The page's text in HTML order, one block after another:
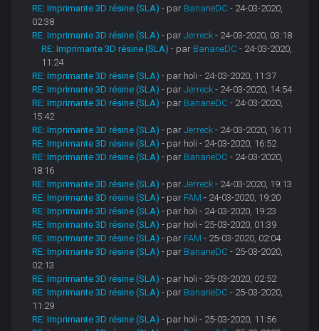
RE: Imprimante 3D résine (SLA) - par BananeDC - 24-03-2020,
02:38
RE: Imprimante 3D résine (SLA) - parJerreck - 24-03-2020, 03:18
RE: Imprimante 3D résine (SLA) - par BananeDC - 24-03-2020,
11:24
RE: Imprimante 3D résine (SLA) - par holi - 24-03-2020, 11:37
RE: Imprimante 3D résine (SLA) - parJerreck - 24-03-2020, 14:54
RE: Imprimante 3D résine (SLA) - par BananeDC - 24-03-2020,
15:42
RE: Imprimante 3D résine (SLA) - parJerreck - 24-03-2020, 16:11
RE: Imprimante 3D résine (SLA) - par holi - 24-03-2020, 16:52
RE: Imprimante 3D résine (SLA) - par BananeDC - 24-03-2020,
18:16
RE: Imprimante 3D résine (SLA) - parJerreck - 24-03-2020, 19:13
RE: Imprimante 3D résine (SLA) - par FAM - 24-03-2020, 19:20
RE: Imprimante 3D résine (SLA) - par holi - 24-03-2020, 19:23
RE: Imprimante 3D résine (SLA) - par holi - 25-03-2020, 01:39
RE: Imprimante 3D résine (SLA) - par FAM - 25-03-2020, 02:04
RE: Imprimante 3D résine (SLA) - par BananeDC - 25-03-2020,
02:13
RE: Imprimante 3D résine (SLA) - par holi - 25-03-2020, 02:52
RE: Imprimante 3D résine (SLA) - par BananeDC - 25-03-2020,
11:29
RE: Imprimante 3D résine (SLA) - par holi - 25-03-2020, 11:56